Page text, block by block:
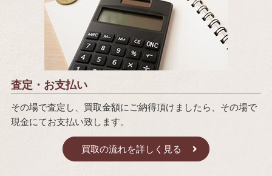
査定・お支払い
その場で査定し、買取金額にご納得頂けましたら、その場で
現金にてお支払い致します。
買取の流れを詳しく見る